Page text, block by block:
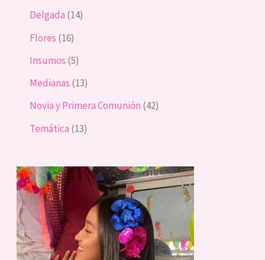
Delgada 14
Flores 16
Insumos 5
Medianas 13
Novia y Primera Comunión 42
Temática 13